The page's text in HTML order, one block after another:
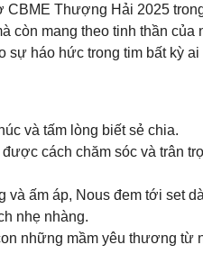
Thượng Hải 2025
còn mang theo tinh thần của
sự háo hức trong tim bất kỳ
và tấm lòng biết sẻ chia.
cách chăm sóc và trân
ấm áp, Nous đem tới set
nhẹ nhàng.
những mầm yêu thương từ